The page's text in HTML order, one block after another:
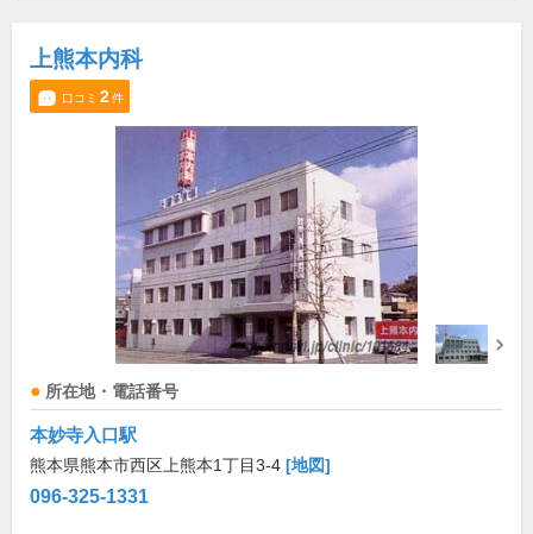
上熊本内科
口コミ 2件
所在地・電話番号
本妙寺入口駅
熊本県熊本市西区上熊本1丁目3-4 [地図]
096-325-1331